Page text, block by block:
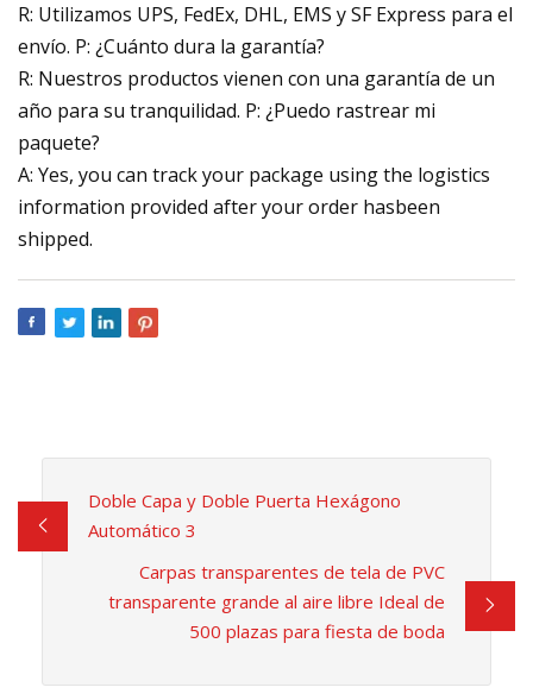
R: Utilizamos UPS, FedEx, DHL, EMS y SF Express para el
envío. P: ¿Cuánto dura la garantía?
R: Nuestros productos vienen con una garantía de un
año para su tranquilidad. P: ¿Puedo rastrear mi
paquete?
A: Yes, you can track your package using the logistics
information provided after your order hasbeen
shipped.
Doble Capa y Doble Puerta Hexágono
Automático 3
Carpas transparentes de tela de PVC
transparente grande al aire libre Ideal de
500 plazas para fiesta de boda